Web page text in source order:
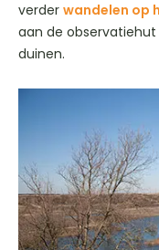
verder wandelen op
aan de
duinen.